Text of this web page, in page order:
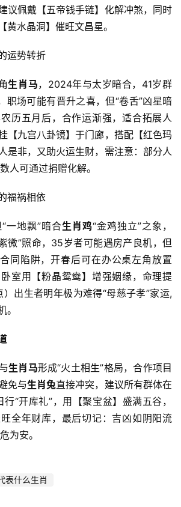
议佩戴【五帝钱手链】化解冲煞，同时
黄水晶洞】催旺文昌星。
运势转折
生肖马，2024年与太岁暗合，41岁群
职场可能有晋升之喜，但“卷舌”凶星暗
历五月后，合作运渐强，适合拓展人
【九宫八卦镜】于门廊，搭配【红色玛
是非，又助火运生财，需注意：部分人
人可通过捐赠化解。
福祸相依
一地飘”暗合生肖鸡“金鸡独立”之象，
微”照命，35岁者可能遇房产良机，但
同陷阱，开春后可在办公桌左角放置
卧室用【粉晶鸳鸯】增强姻缘，命理提
出生者明年极为难得“母慈子孝”家运,
生肖马形成“火土相生”格局，合作项目
免与生肖兔直接冲突，建议所有群体在
“开库礼”，用【聚宝盆】盛满五谷，
全年财库，最后切记：吉凶如阴阳流
为安。
表什么生肖